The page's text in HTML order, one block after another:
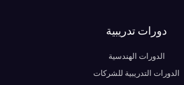
دورات تدريبية
الدورات الهندسية
الدورات التدريبية للشركات